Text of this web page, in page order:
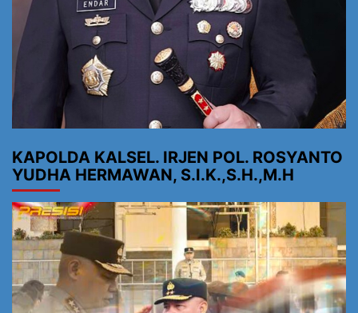
KAPOLDA KALSEL. IRJEN POL. ROSYANTO
YUDHA HERMAWAN, S.I.K.,S.H.,M.H